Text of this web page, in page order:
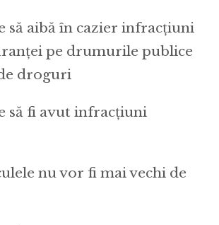
să aibă în cazier infracțiuni
pe drumurile publice
droguri
să fi avut infracțiuni
nu vor fi mai vechi de